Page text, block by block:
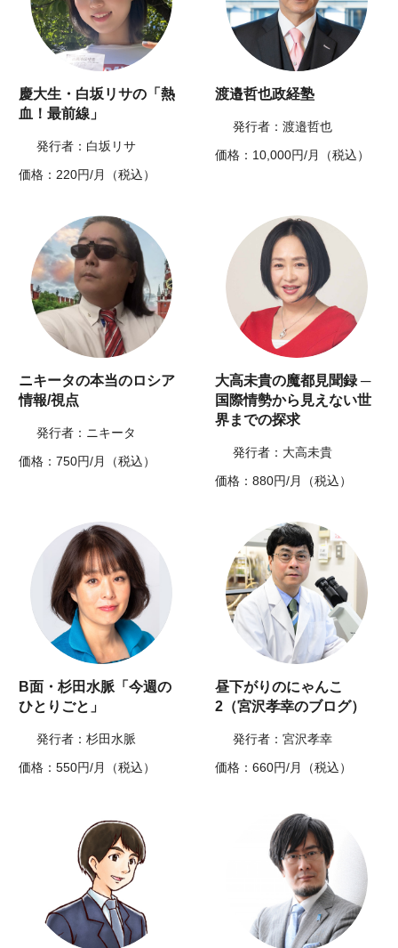
慶大生・白坂リサの「熱
血！最前線」
発行者：白坂リサ
価格：220円/月（税込）
渡邉哲也政経塾
発行者：渡邉哲也
価格：10,000円/月（税込）
ニキータの本当のロシア
情報/視点
発行者：ニキータ
価格：750円/月（税込）
大高未貴の魔都見聞録 ─
国際情勢から見えない世
界までの探求
発行者：大高未貴
価格：880円/月（税込）
B面・杉田水脈「今週の
ひとりごと」
発行者：杉田水脈
価格：550円/月（税込）
昼下がりのにゃんこ
2（宮沢孝幸のブログ）
発行者：宮沢孝幸
価格：660円/月（税込）